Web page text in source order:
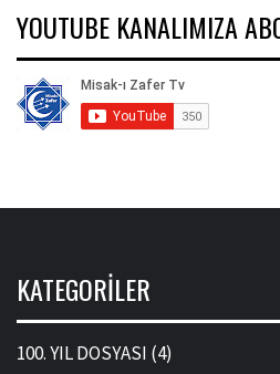
YOUTUBE KANALIMIZA
KATEGORILER
100. YIL DOSYASI (4)